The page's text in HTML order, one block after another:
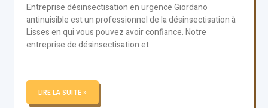
Entreprise désinsectisation en urgence Giordano
antinuisible est un professionnel de la désinsectisation à
Lisses en qui vous pouvez avoir confiance. Notre
entreprise de désinsectisation et
LIRE LA SUITE »